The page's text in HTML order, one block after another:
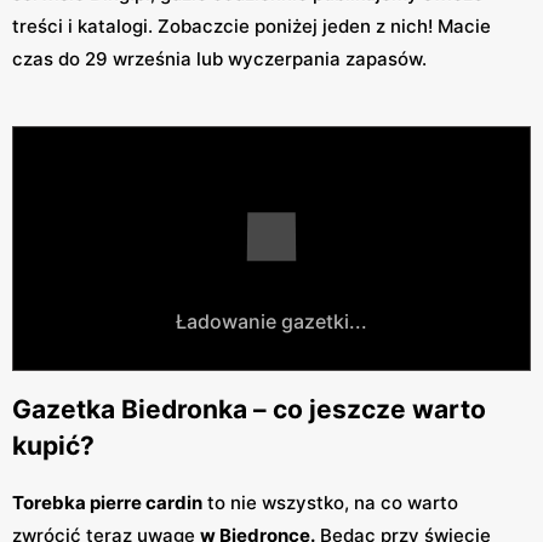
treści i katalogi. Zobaczcie poniżej jeden z nich! Macie
czas do 29 września lub wyczerpania zapasów.
Ładowanie gazetki...
Gazetka Biedronka – co jeszcze warto
kupić?
Torebka pierre cardin to nie wszystko, na co warto
zwrócić teraz uwagę w Biedronce. Będąc przy świecie